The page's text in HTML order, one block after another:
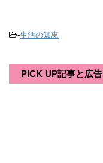
-生活の知恵
PICK UP記事と広告